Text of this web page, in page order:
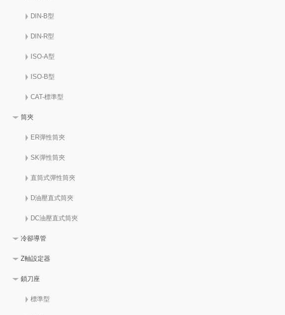
DIN-B型
DIN-R型
ISO-A型
ISO-B型
CAT-標準型
筒夾
ER彈性筒夾
SK彈性筒夾
直筒式彈性筒夾
D油壓直式筒夾
DC油壓直式筒夾
冷卻導管
Z軸設定器
鎖刀座
標準型